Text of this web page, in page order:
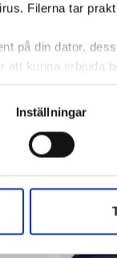
Filerna tar
på din dator,
att kunna erbjuda
detta.
alltså helt
används är
Inställningar
1-2 dagar I lager